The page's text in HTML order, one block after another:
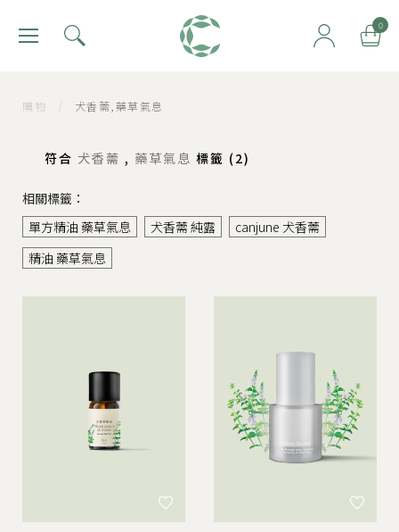
肯園 Canjune 0
購物 / 犬香薷,藥草氣息
符合 犬香薷 , 藥草氣息 標籤 (2)
相關標籤：
單方精油 藥草氣息
犬香薷 純露
canjune 犬香薷
精油 藥草氣息